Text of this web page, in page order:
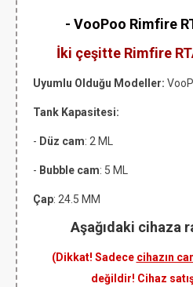
- VooPoo Rimfire
İki çeşitte Rimfire
Uyumlu Olduğu Modeller:
Tank Kapasitesi:
- Düz cam: 2 ML
- Bubble cam: 5 ML
Çap: 24.5 MM
Aşağıdaki cihaza
(Dikkat! Sadece cihazın
değildir! Cihaz